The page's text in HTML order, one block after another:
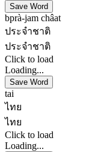
Save Word
bprà-jam châat
ประจำชาติ
ประจำชาติ
Click to load
Loading...
Save Word
tai
ไทย
ไทย
Click to load
Loading...